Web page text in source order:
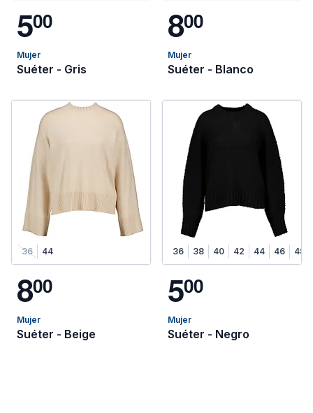
500
Mujer
Suéter - Gris
800
Mujer
Suéter - Blanco
36 44
800
Mujer
Suéter - Beige
36 38 40 42 44 46 48
500
Mujer
Suéter - Negro